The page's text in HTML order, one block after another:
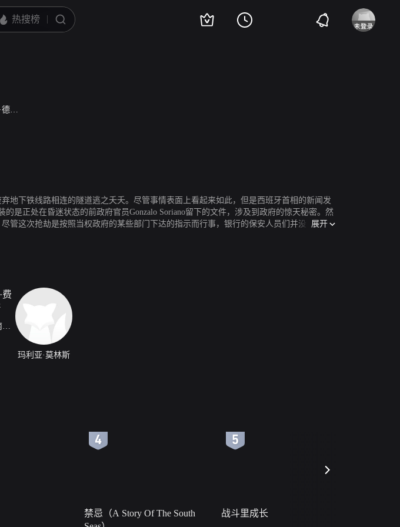
纳
地下铁线路相连的隧道逃之夭夭。尽管事情表面上看起来如此，但是西班牙首相的新闻发
正处在昏迷状态的前政府官员Gonzalo Soriano留下的文件，涉及到政府的惊天秘密。然
管这次抢劫是按照当权政府的某些部门下达的指示而行事，银行的保安人员们并没有接到
展开
米格尔·费南德斯
玛利亚·莫林斯
禁忌（A Story Of The South
战斗里成长